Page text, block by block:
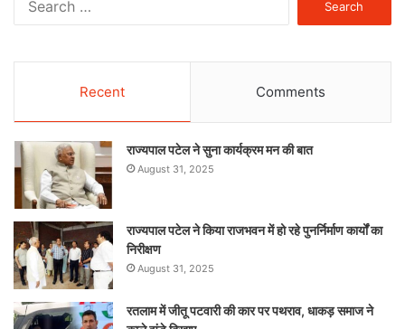
Recent Comments
राज्यपाल पटेल ने सुना कार्यक्रम मन की बात
August 31, 2025
राज्यपाल पटेल ने किया राजभवन में हो रहे पुनर्निर्माण कार्यों का
निरीक्षण
August 31, 2025
रतलाम में जीतू पटवारी की कार पर पथराव, धाकड़ समाज ने